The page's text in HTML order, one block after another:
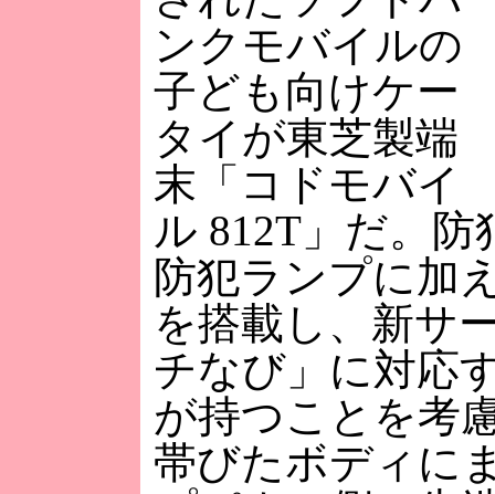
ンクモバイルの
子ども向けケー
タイが東芝製端
末「コドモバイ
ル 812T」だ。防
防犯ランプに加
を搭載し、新サ
チなび」に対応
が持つことを考
帯びたボディに